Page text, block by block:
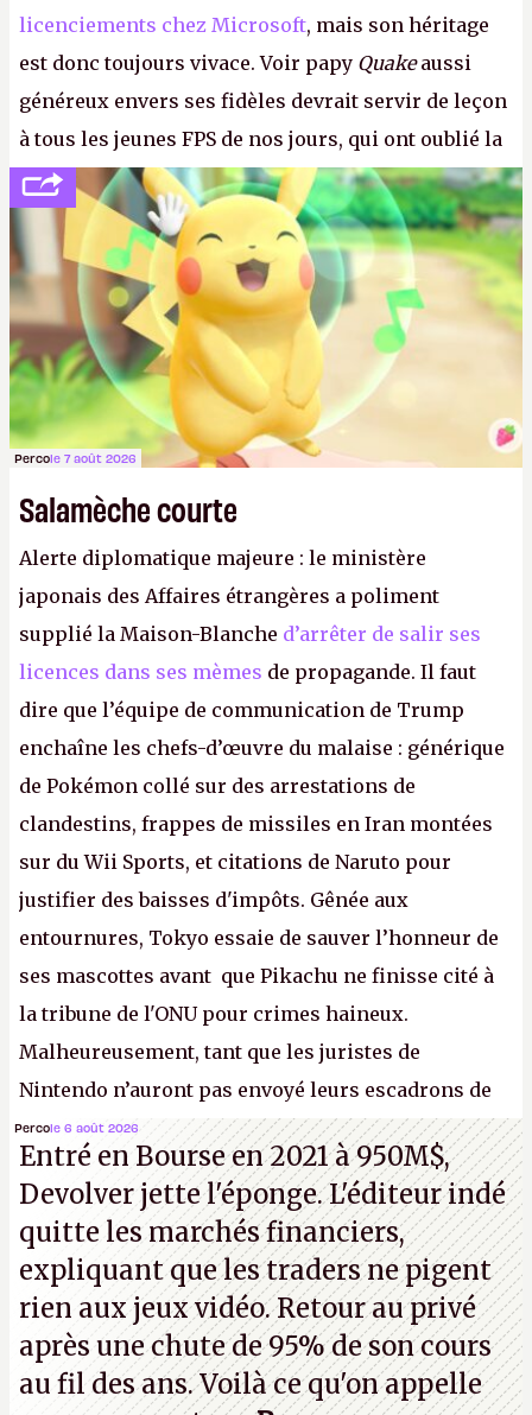
licenciements chez Microsoft, mais son héritage
est donc toujours vivace. Voir papy Quakeaussi
généreux envers ses fidèles devrait servir de leçon
à tous les jeunes FPS de nos jours, qui ont oublié la
politesse et le respect envers leurs joueurs et les
anciens. Il leur faudrait une bonne guerre des
consoles à ces petits cons !
Percole 7 août 2026
Salamèche courte
Alerte diplomatique majeure : le ministère
japonais des Affaires étrangères a poliment
supplié la Maison-Blanche d’arrêter de salir ses
licences dans ses mèmes de propagande. Il faut
dire que l’équipe de communication de Trump
enchaîne les chefs-d’œuvre du malaise : générique
de Pokémon collé sur des arrestations de
clandestins, frappes de missiles en Iran montées
sur du Wii Sports, et citations de Naruto pour
justifier des baisses d'impôts. Gênée aux
entournures, Tokyo essaie de sauver l’honneur de
ses mascottes avant que Pikachu ne finisse cité à
la tribune de l'ONU pour crimes haineux.
Malheureusement, tant que les juristes de
Nintendo n’auront pas envoyé leurs escadrons de
la mort judiciaires pour distribuer du copyright
strike à tour de bras, l'Oncle Sam continuera
d'étaler sa confiture intellectuelle sur vos
souvenirs d'enfance.P.
Percole 6 août 2026
Entré en Bourse en 2021 à 950M$,
Devolver jette l'éponge. L'éditeur indé
quitte les marchés financiers,
expliquant que les traders ne pigent
rien aux jeux vidéo. Retour au privé
après une chute de 95% de son cours
au fil des ans. Voilà ce qu'on appelle